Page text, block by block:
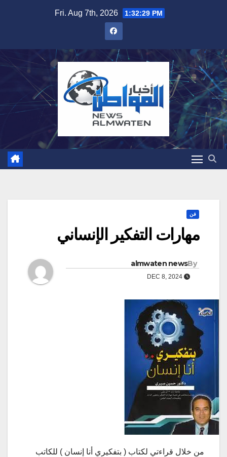
Fri. Aug 7th, 2026 1:32:30 PM
فن
مهارات التفكير الإنساني
By
almwaten news
من خلال قراءتي لكتاب ( بتفكيري أنا إنسان ) للكاتب